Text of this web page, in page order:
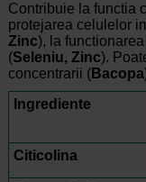
Contribuie la functia
protejarea celulelor
Zinc), la
(Seleniu, Zinc).
concentrarii (Bacopa
Ingrediente
Citicolina